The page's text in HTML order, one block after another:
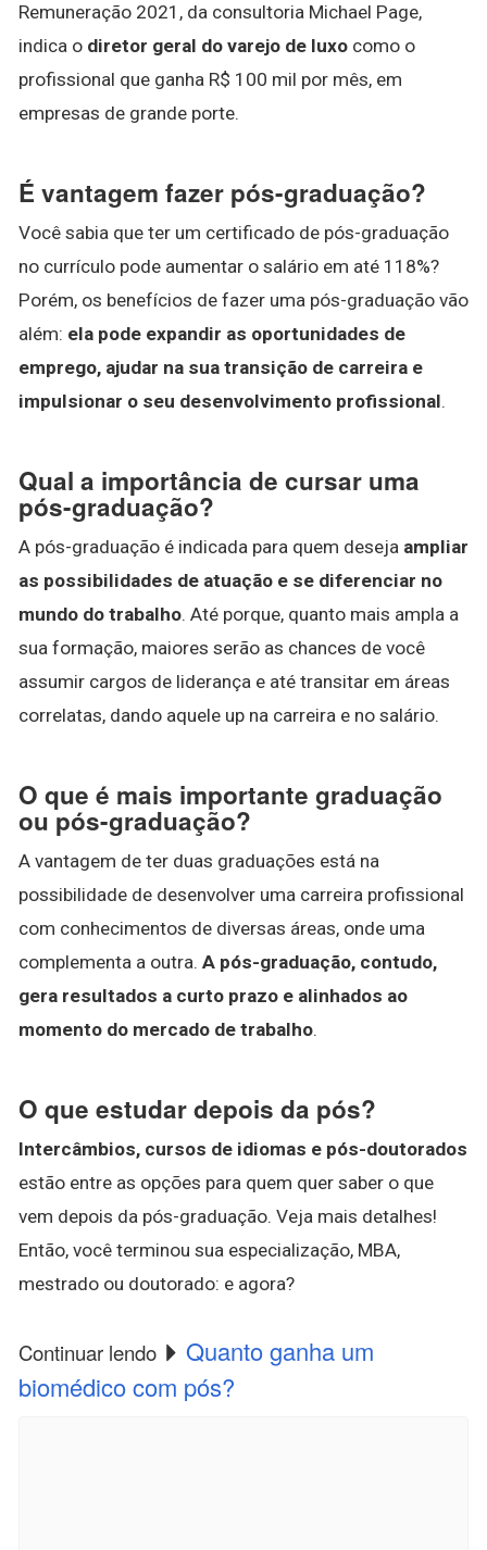
Remuneração 2021, da consultoria Michael Page,
indica o diretor geral do varejo de luxo como o
profissional que ganha R$ 100 mil por mês, em
empresas de grande porte.
É vantagem fazer pós-graduação?
Você sabia que ter um certificado de pós-graduação
no currículo pode aumentar o salário em até 118%?
Porém, os benefícios de fazer uma pós-graduação vão
além: ela pode expandir as oportunidades de
emprego, ajudar na sua transição de carreira e
impulsionar o seu desenvolvimento profissional.
Qual a importância de cursar uma
pós-graduação?
A pós-graduação é indicada para quem deseja ampliar
as possibilidades de atuação e se diferenciar no
mundo do trabalho. Até porque, quanto mais ampla a
sua formação, maiores serão as chances de você
assumir cargos de liderança e até transitar em áreas
correlatas, dando aquele up na carreira e no salário.
O que é mais importante graduação
ou pós-graduação?
A vantagem de ter duas graduações está na
possibilidade de desenvolver uma carreira profissional
com conhecimentos de diversas áreas, onde uma
complementa a outra. A pós-graduação, contudo,
gera resultados a curto prazo e alinhados ao
momento do mercado de trabalho.
O que estudar depois da pós?
Intercâmbios, cursos de idiomas e pós-doutorados
estão entre as opções para quem quer saber o que
vem depois da pós-graduação. Veja mais detalhes!
Então, você terminou sua especialização, MBA,
mestrado ou doutorado: e agora?
Continuar lendo
Quanto ganha um
biomédico com pós?